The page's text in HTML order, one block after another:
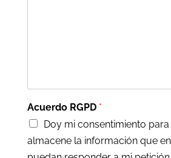
Acuerdo RGPD *
Doy mi consentimiento
almacene la información que